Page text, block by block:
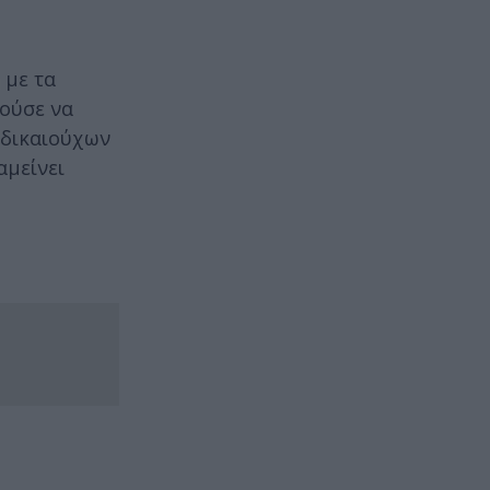
με τα
να